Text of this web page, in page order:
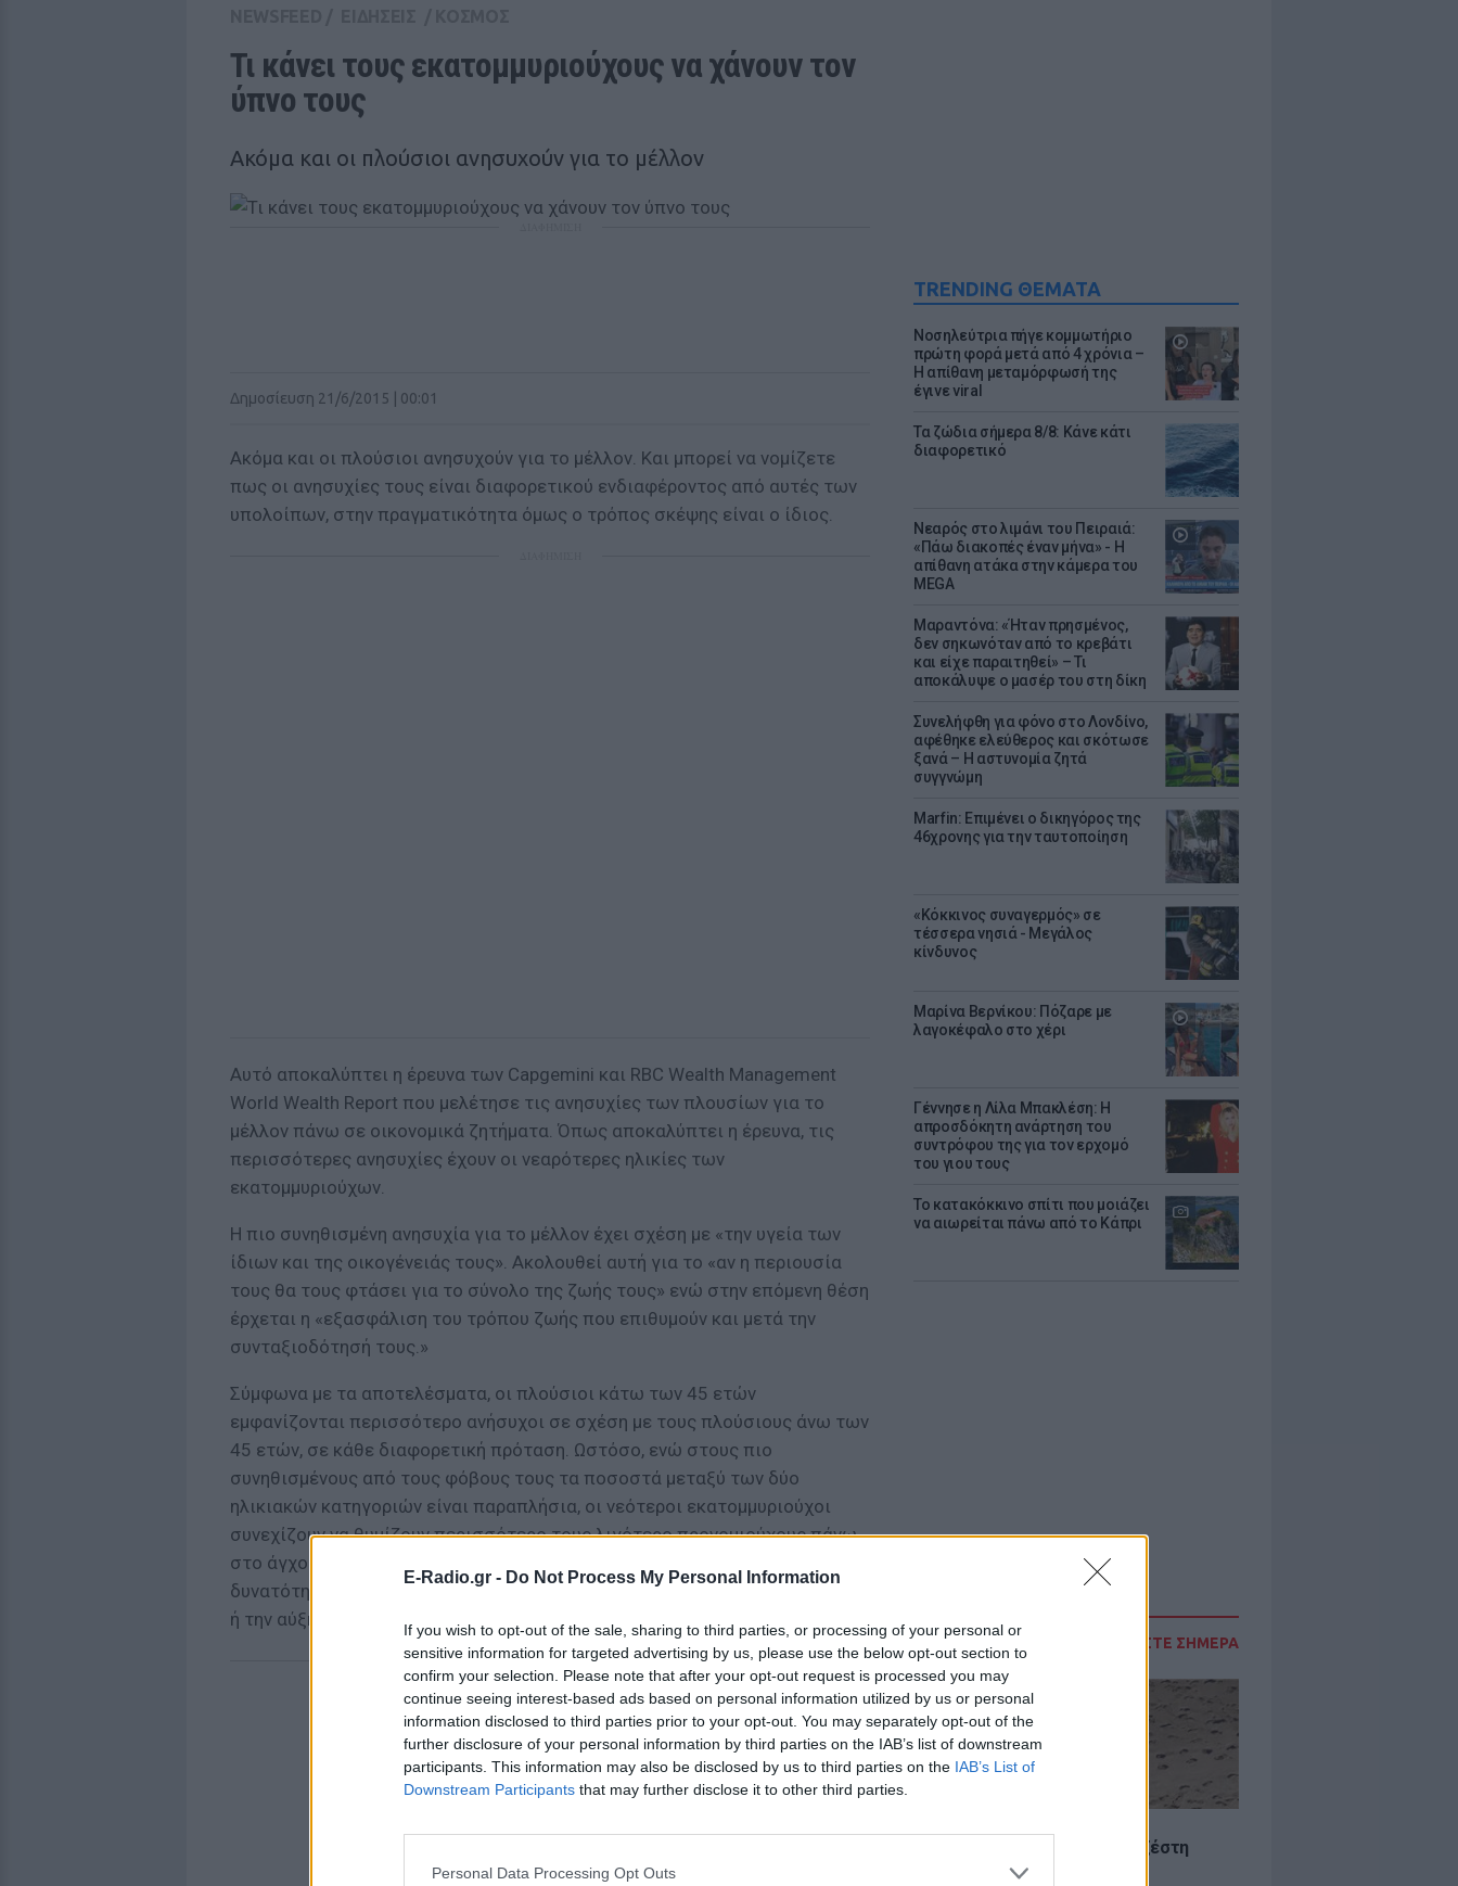
E-Radio.gr - Do Not Process My Personal Information
If you wish to opt-out of the sale, sharing to third parties, or processing of your personal or
sensitive information for targeted advertising by us, please use the below opt-out section to
confirm your selection. Please note that after your opt-out request is processed you may
continue seeing interest-based ads based on personal information utilized by us or personal
information disclosed to third parties prior to your opt-out. You may separately opt-out of the
further disclosure of your personal information by third parties on the IAB’s list of downstream
participants. This information may also be disclosed by us to third parties on the IAB’s List of
Downstream Participants that may further disclose it to other third parties.
Personal Data Processing Opt Outs
TRENDING ΘΕΜΑΤΑ
Νοσηλεύτρια πήγε κομμωτήριο
πρώτη φορά μετά από 4 χρόνια –
Η απίθανη μεταμόρφωσή της
έγινε viral
Τα ζώδια σήμερα 8/8: Κάνε κάτι
διαφορετικό
Νεαρός στο λιμάνι του Πειραιά:
«Πάω διακοπές έναν μήνα» - Η
απίθανη ατάκα στην κάμερα του
MEGA
Μαραντόνα: «Ήταν πρησμένος,
δεν σηκωνόταν από το κρεβάτι
και είχε παραιτηθεί» – Τι
αποκάλυψε ο μασέρ του στη δίκη
Συνελήφθη για φόνο στο Λονδίνο,
αφέθηκε ελεύθερος και σκότωσε
ξανά – Η αστυνομία ζητά
συγγνώμη
Marfin: Επιμένει ο δικηγόρος της
46χρονης για την ταυτοποίηση
«Κόκκινος συναγερμός» σε
τέσσερα νησιά - Μεγάλος
κίνδυνος
Μαρίνα Βερνίκου: Πόζαρε με
λαγοκέφαλο στο χέρι
Γέννησε η Λίλα Μπακλέση: Η
απροσδόκητη ανάρτηση του
συντρόφου της για τον ερχομό
του γιου τους
Το κατακόκκινο σπίτι που μοιάζει
να αιωρείται πάνω από το Κάπρι
ΔΙΑΒΑΣΤΕ ΣΗΜΕΡΑ
Καιρός: Πού θα «χτυπήσει» η ζέστη
Τι κάνει τους εκατομμυριούχους να χάνουν τον
ύπνο τους
Ακόμα και οι πλούσιοι ανησυχούν για το μέλλον
Δημοσίευση 21/6/2015 | 00:01
Ακόμα και οι πλούσιοι ανησυχούν για το μέλλον. Και μπορεί να νομίζετε
πως οι ανησυχίες τους είναι διαφορετικού ενδιαφέροντος από αυτές των
υπολοίπων, στην πραγματικότητα όμως ο τρόπος σκέψης είναι ο ίδιος.
Αυτό αποκαλύπτει η έρευνα των Capgemini και RBC Wealth Management
World Wealth Report που μελέτησε τις ανησυχίες των πλουσίων για το
μέλλον πάνω σε οικονομικά ζητήματα. Όπως αποκαλύπτει η έρευνα, τις
περισσότερες ανησυχίες έχουν οι νεαρότερες ηλικίες των
εκατομμυριούχων.
Η πιο συνηθισμένη ανησυχία για το μέλλον έχει σχέση με «την υγεία των
ίδιων και της οικογένειάς τους». Ακολουθεί αυτή για το «αν η περιουσία
τους θα τους φτάσει για το σύνολο της ζωής τους» ενώ στην επόμενη θέση
έρχεται η «εξασφάλιση του τρόπου ζωής που επιθυμούν και μετά την
συνταξιοδότησή τους.»
Σύμφωνα με τα αποτελέσματα, οι πλούσιοι κάτω των 45 ετών
εμφανίζονται περισσότερο ανήσυχοι σε σχέση με τους πλούσιους άνω των
45 ετών, σε κάθε διαφορετική πρόταση. Ωστόσο, ενώ στους πιο
συνηθισμένους από τους φόβους τους τα ποσοστά μεταξύ των δύο
ηλικιακών κατηγοριών είναι παραπλήσια, οι νεότεροι εκατομμυριούχοι
συνεχίζουν να θυμίζουν περισσότερο τους λιγότερο προνομιούχους πάνω
στο άγχος που τους προκαλούν θέματα που αφορούν το κόστος και τη
δυνατότητα πρόσβασης σε ποιοτική εκπαίδευση, τις κοινωνικές εντάσεις
ή την αύξηση του κόστους των υπηρεσιών real estate.
ΔΙΑΦΗΜΙΣΗ